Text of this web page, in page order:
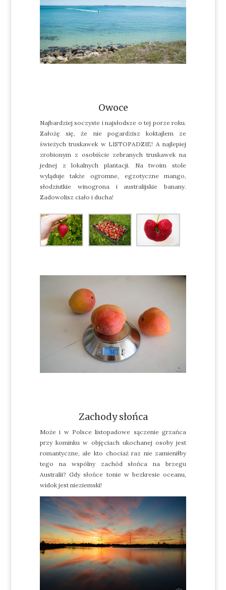
Owoce
Najbardziej soczyste i najsłodsze o tej porze roku.
Założę się, że nie pogardzisz koktajlem ze
świeżych truskawek w LISTOPADZIE! A najlepiej
zrobionym z osobiście zebranych truskawek na
jednej z lokalnych plantacji. Na twoim stole
wyląduje także ogromne, egzotyczne mango,
słodziutkie winogrona i australijskie banany.
Zadowolisz ciało i ducha!
Zachody słońca
Może i w Polsce listopadowe sączenie grzańca
przy kominku w objęciach ukochanej osoby jest
romantyczne, ale kto chociaż raz nie zamieniłby
tego na wspólny zachód słońca na brzegu
Australii? Gdy słońce tonie w bezkresie oceanu,
widok jest nieziemski!